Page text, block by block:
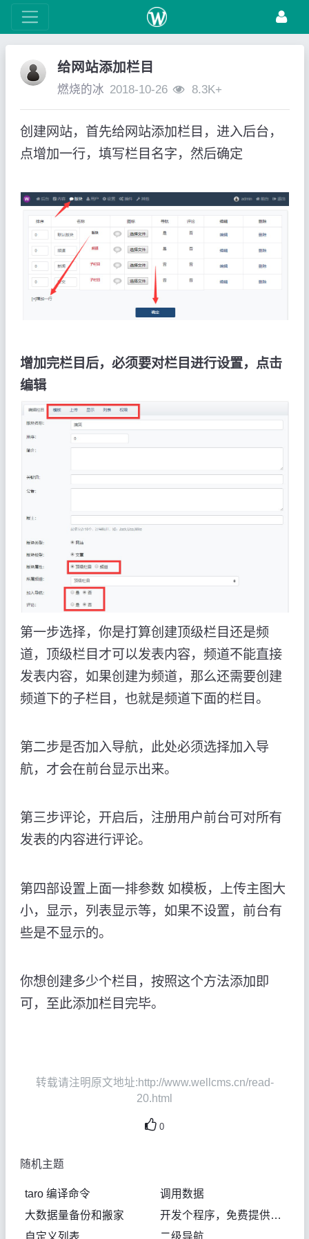
给网站添加栏目
燃烧的冰 2018-10-26 8.3K+
创建网站，首先给网站添加栏目，进入后台，
点增加一行，填写栏目名字，然后确定
增加完栏目后，必须要对栏目进行设置，点击
编辑
第一步选择，你是打算创建顶级栏目还是频
道，顶级栏目才可以发表内容，频道不能直接
发表内容，如果创建为频道，那么还需要创建
频道下的子栏目，也就是频道下面的栏目。
第二步是否加入导航，此处必须选择加入导
航，才会在前台显示出来。
第三步评论，开启后，注册用户前台可对所有
发表的内容进行评论。
第四部设置上面一排参数 如模板，上传主图大
小，显示，列表显示等，如果不设置，前台有
些是不显示的。
你想创建多少个栏目，按照这个方法添加即
可，至此添加栏目完毕。
转载请注明原文地址:http://www.wellcms.cn/read-
20.html
0
随机主题
taro 编译命令
调用数据
大数据量备份和搬家
开发个程序，免费提供下载使用，还开源，我招谁了